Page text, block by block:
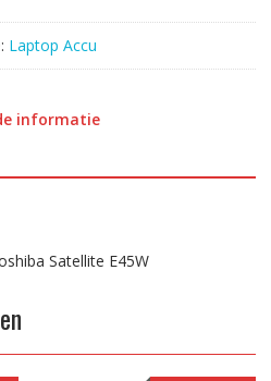
Laptop Accu
informatie
Satellite E45W